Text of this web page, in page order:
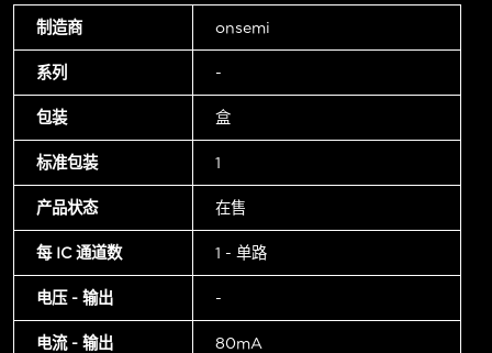
制造商 onsemi
系列 -
包装 盒
标准包装 1
产品状态 在售
每 IC 通道数 1 - 单路
电压 - 输出 -
电流 - 输出 80mA